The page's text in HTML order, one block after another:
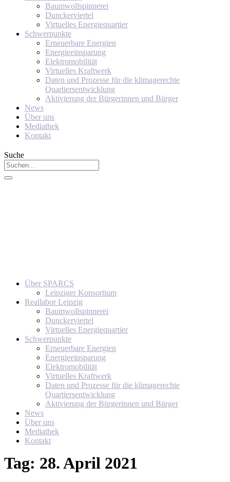
Baumwollspinnerei
Dunckerviertel
Virtuelles Energiequartier
Schwerpunkte
Erneuerbare Energien
Energieeinsparung
Elektromobilität
Virtuelles Kraftwerk
Daten und Prozesse für die klimagerechte
Quartiersentwicklung
Aktivierung der Bürgerinnen und Bürger
News
Über uns
Mediathek
Kontakt
Suche
Über SPARCS
Leipziger Konsortium
Reallabor Leipzig
Baumwollspinnerei
Dunckerviertel
Virtuelles Energiequartier
Schwerpunkte
Erneuerbare Energien
Energieeinsparung
Elektromobilität
Virtuelles Kraftwerk
Daten und Prozesse für die klimagerechte
Quartiersentwicklung
Aktivierung der Bürgerinnen und Bürger
News
Über uns
Mediathek
Kontakt
Tag: 28. April 2021